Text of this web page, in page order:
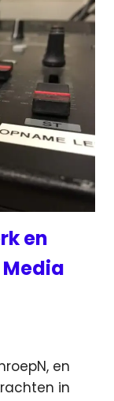
en
Media
en
in